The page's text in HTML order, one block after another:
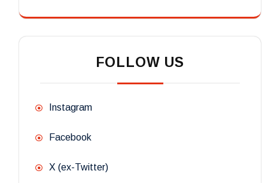
FOLLOW US
Instagram
Facebook
X (ex-Twitter)